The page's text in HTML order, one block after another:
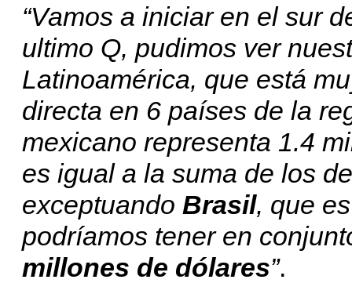
“Vamos a iniciar en el sur
ultimo Q, pudimos ver
Latinoamérica, que está
directa en 6 países de la
mexicano representa 1.4
es igual a la suma de los
exceptuando Brasil, que
podríamos tener en
millones de dólares”.